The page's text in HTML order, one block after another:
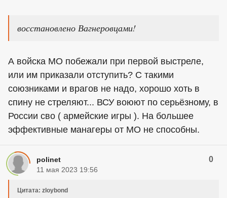
восстановлено Вагнеровцами!
А войска МО побежали при первой выстреле,
или им приказали отступить? С такими
союзниками и врагов не надо, хорошо хоть в
спину не стреляют... ВСУ воюют по серьёзному, в
России сво ( армейские игры ). На большее
эффективные манагеры от МО не способны.
polinet 0
11 мая 2023 19:56
Цитата: zloybond